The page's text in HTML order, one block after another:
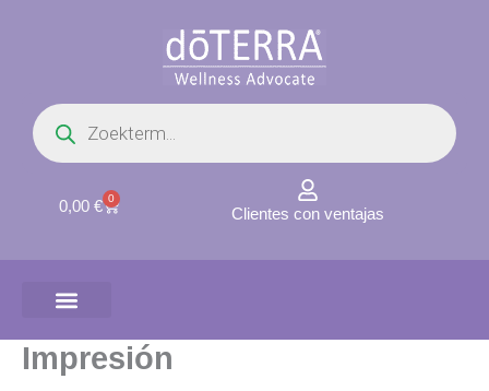
Búsqueda
de
productos
0,00 € 0
Carrito Clientes con ventajas
Impresión